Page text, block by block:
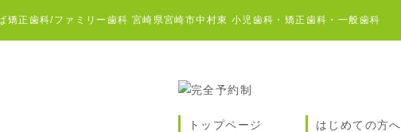
矯正歯科/ファミリー歯科 宮崎県宮崎市中村東 小児歯科・矯正歯科・一般歯科
トップページ はじめての方へ